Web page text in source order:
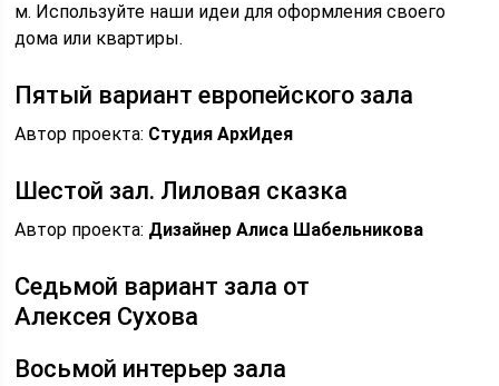
м. Используйте наши идеи для оформления своего
дома или квартиры.
Пятый вариант европейского зала
Автор проекта: Студия АрхИдея
Шестой зал. Лиловая сказка
Автор проекта: Дизайнер Алиса Шабельникова
Седьмой вариант зала от
Алексея Сухова
Восьмой интерьер зала